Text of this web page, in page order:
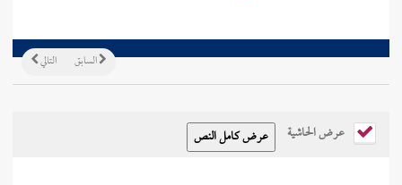
التالي السابق
عرض الحاشية